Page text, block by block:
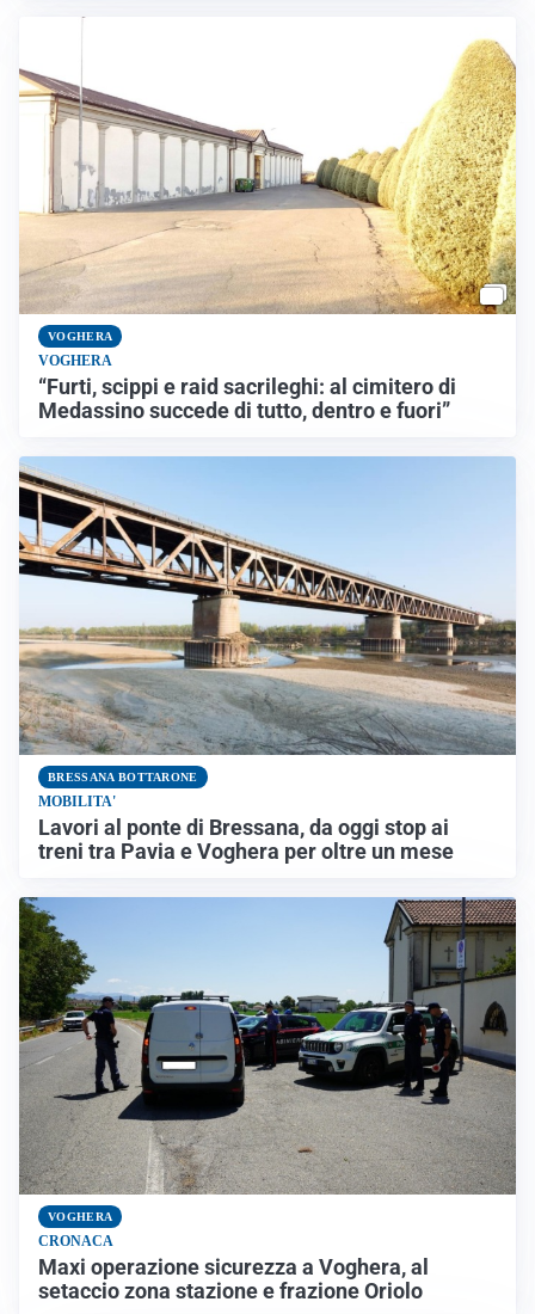
VOGHERA
VOGHERA
“Furti, scippi e raid sacrileghi: al cimitero di
Medassino succede di tutto, dentro e fuori”
BRESSANA BOTTARONE
MOBILITA'
Lavori al ponte di Bressana, da oggi stop ai
treni tra Pavia e Voghera per oltre un mese
VOGHERA
CRONACA
Maxi operazione sicurezza a Voghera, al
setaccio zona stazione e frazione Oriolo